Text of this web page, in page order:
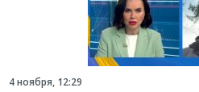
4 ноября, 12:29